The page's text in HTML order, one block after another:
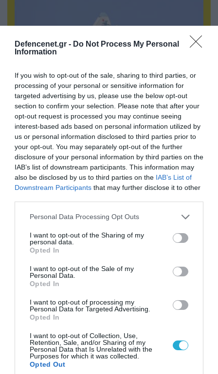
Defencenet.gr - Do Not Process My Personal
Information
If you wish to opt-out of the sale, sharing to third parties, or
processing of your personal or sensitive information for
targeted advertising by us, please use the below opt-out
section to confirm your selection. Please note that after your
opt-out request is processed you may continue seeing
interest-based ads based on personal information utilized by
us or personal information disclosed to third parties prior to
your opt-out. You may separately opt-out of the further
disclosure of your personal information by third parties on the
IAB’s list of downstream participants. This information may
also be disclosed by us to third parties on the IAB’s List of
Downstream Participants that may further disclose it to other
Please note that this website/app uses one or more Google
not limited to your visit or usage behaviour. You may click to
grant or deny consent to Google and its third-party tags to
use your data for below specified purposes in below Google
consent section.
Personal Data Processing Opt Outs
I want to opt-out of the Sharing of my
personal data.
Opted In
I want to opt-out of the Sale of my
Personal Data.
Opted In
I want to opt-out of processing my
Personal Data for Targeted Advertising.
Opted In
I want to opt-out of Collection, Use,
Retention, Sale, and/or Sharing of my
Personal Data that Is Unrelated with the
Purposes for which it was collected.
Opted Out
06.08.2026 | 10:02
Ανησυχία στην Δύση: H Ρωσία εξοπλίζει τα Su-
57 με νέους πυραύλους που «κυνηγούν» τον
στόχο μέσα από παρεμβολές!
ΠΟΛΙΤΙΚΗ
06.08.2026 | 14:02
«Επιχείρηση ελεύθερα πεζοδρόμια» στην
Αθήνα: Απομακρύνθηκαν παράνομα
αντικείμενα από κοινόχρηστους χώρους